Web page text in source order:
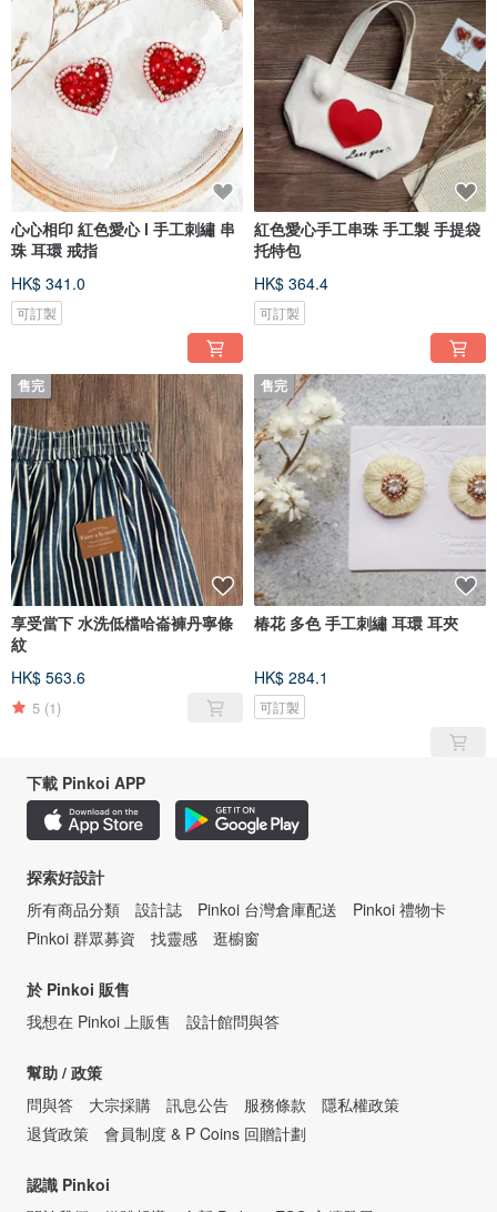
心心相印 紅色愛心 l 手工刺繡 串
珠 耳環 戒指
HK$ 341.0
可訂製
紅色愛心手工串珠 手工製 手提袋
托特包
HK$ 364.4
可訂製
售完
享受當下 水洗低檔哈崙褲丹寧條
紋
HK$ 563.6
5 (1)
售完
椿花 多色 手工刺繡 耳環 耳夾
HK$ 284.1
可訂製
下載 Pinkoi APP
探索好設計
所有商品分類
設計誌 Pinkoi 台灣倉庫配送
Pinkoi 禮物卡
Pinkoi 群眾募資
找靈感 逛櫥窗
於 Pinkoi 販售
我想在 Pinkoi 上販售
設計館問與答
幫助 / 政策
問與答
大宗採購 訊息公告 服務條款
隱私權政策
退貨政策
會員制度 & P Coins 回贈計劃
認識 Pinkoi